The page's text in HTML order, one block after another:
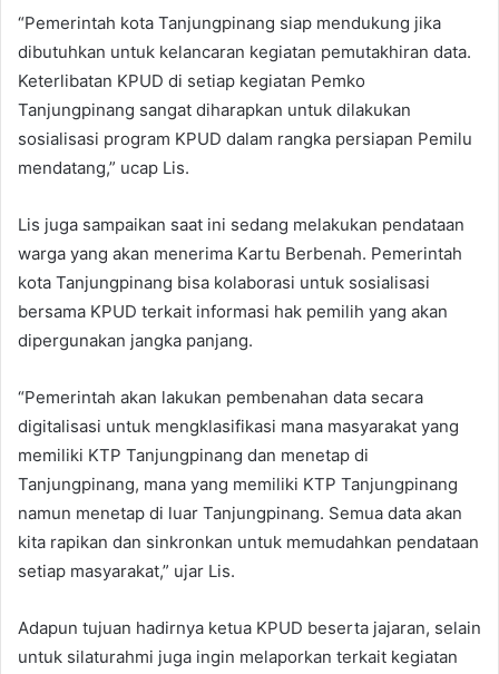
“Pemerintah kota Tanjungpinang siap mendukung jika
dibutuhkan untuk kelancaran kegiatan pemutakhiran data.
Keterlibatan KPUD di setiap kegiatan Pemko
Tanjungpinang sangat diharapkan untuk dilakukan
sosialisasi program KPUD dalam rangka persiapan Pemilu
mendatang,” ucap Lis.
Lis juga sampaikan saat ini sedang melakukan pendataan
warga yang akan menerima Kartu Berbenah. Pemerintah
kota Tanjungpinang bisa kolaborasi untuk sosialisasi
bersama KPUD terkait informasi hak pemilih yang akan
dipergunakan jangka panjang.
“Pemerintah akan lakukan pembenahan data secara
digitalisasi untuk mengklasifikasi mana masyarakat yang
memiliki KTP Tanjungpinang dan menetap di
Tanjungpinang, mana yang memiliki KTP Tanjungpinang
namun menetap di luar Tanjungpinang. Semua data akan
kita rapikan dan sinkronkan untuk memudahkan pendataan
setiap masyarakat,” ujar Lis.
Adapun tujuan hadirnya ketua KPUD beserta jajaran, selain
untuk silaturahmi juga ingin melaporkan terkait kegiatan